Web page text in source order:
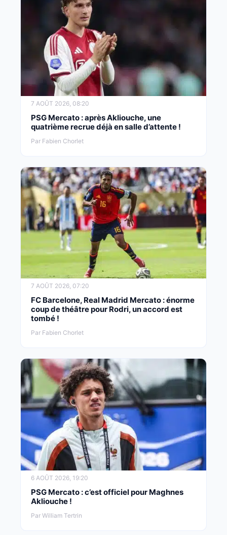
7 AOÛT 2026, 08:20
PSG Mercato : après Akliouche, une
quatrième recrue déjà en salle d’attente !
Par Fabien Chorlet
7 AOÛT 2026, 07:20
FC Barcelone, Real Madrid Mercato : énorme
coup de théâtre pour Rodri, un accord est
tombé !
Par Fabien Chorlet
6 AOÛT 2026, 19:20
PSG Mercato : c’est officiel pour Maghnes
Akliouche !
Par William Tertrin